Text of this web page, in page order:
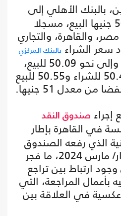
بالبنك الأهلي إلى
49.98 جنيه للشراء 50 جنيها البيع، مسجلا
والقاهرة، والتجاري
سعر الشراء بالبنك المركزي
الصعود إلى 49.99، وإلى نحو 50.09 للبيع،
متراجعا من معدل 50.45 للشراء و50.55 للبيع
معدل 51 جنيها.
إجراء صندوق النقد
في القاهرة بإطار
الذي رفعه الصندوق
من 3 مليارات في آذار/ مارس 2024، ما فجر
ارتباط بين تراجع
بأعمال المراجعة، التي
في العلاقة بين